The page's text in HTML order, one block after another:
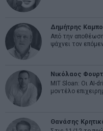
Δημήτρης
Από την
ψάχνει τον
Νικόλαος
MIT Sloan: Οι AI-
μοντέλο
Θανάσης